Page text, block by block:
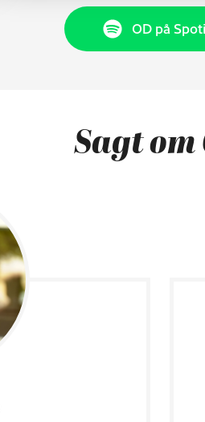
OD på
Sagt om